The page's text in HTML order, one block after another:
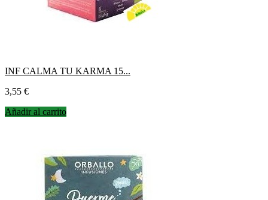
INF CALMA TU KARMA 15...
Precio
3,55 €
Añadir al carrito